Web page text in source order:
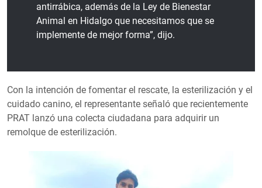
antirrábica, además de la Ley de Bienestar
Animal en Hidalgo que necesitamos que se
implemente de mejor forma”, dijo.
Con la intención de fomentar el rescate, la esterilización y el
cuidado canino, el representante señaló que recientemente
PRAT lanzó una colecta ciudadana para adquirir un
remolque de esterilización.